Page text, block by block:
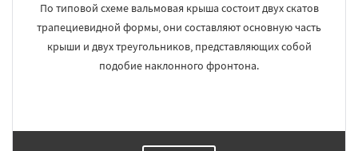
По типовой схеме вальмовая крыша состоит двух скатов
трапециевидной формы, они составляют основную часть
крыши и двух треугольников, представляющих собой
подобие наклонного фронтона.